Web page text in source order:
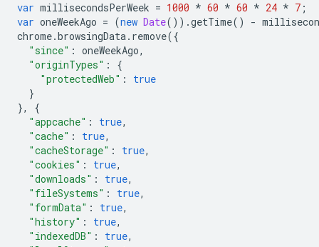
var millisecondsPerWeek = 1000 * 60 * 60 * 24 * 7 ;
var oneWeekAgo = (new Date()).getTime() -
chrome.browsingData. remove({
"since" : oneWeekAgo,
"originTypes" :
{
"protectedWeb" :
true
}
},
{
"appcache" : true,
"cache" : true,
"cacheStorage" : true,
"cookies" : true,
"downloads" : true,
"fileSystems" : true,
"formData" : true,
"history" : true,
"indexedDB" : true,